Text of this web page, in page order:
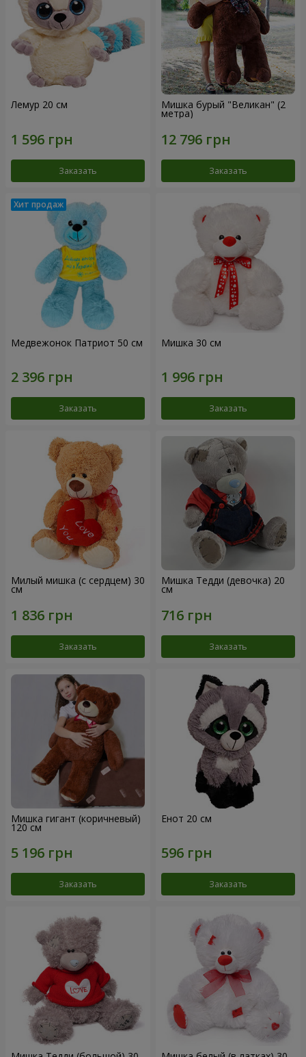
Лемур 20 см
Заказать
Мишка бурый "Великан" (2
метра)
Заказать
Медвежонок Патриот 50 см
Заказать
Мишка 30 см
Заказать
Милый мишка (с сердцем) 30
см
Заказать
Мишка Тедди (девочка) 20
см
Заказать
Мишка гигант (коричневый)
120 см
Заказать
Енот 20 см
Заказать